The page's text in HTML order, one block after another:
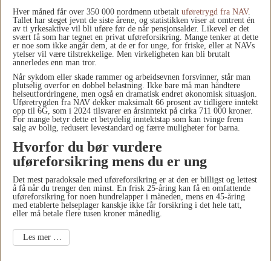
Hver måned får over 350 000 nordmenn utbetalt uføretrygd fra NAV.
Tallet har steget jevnt de siste årene, og statistikken viser at omtrent én
av ti yrkesaktive vil bli uføre før de når pensjonsalder. Likevel er det
svært få som har tegnet en privat uføreforsikring. Mange tenker at dette
er noe som ikke angår dem, at de er for unge, for friske, eller at NAVs
ytelser vil være tilstrekkelige. Men virkeligheten kan bli brutalt
annerledes enn man tror.
Når sykdom eller skade rammer og arbeidsevnen forsvinner, står man
plutselig overfor en dobbel belastning. Ikke bare må man håndtere
helseutfordringene, men også en dramatisk endret økonomisk situasjon.
Uføretrygden fra NAV dekker maksimalt 66 prosent av tidligere inntekt
opp til 6G, som i 2024 tilsvarer en årsinntekt på cirka 711 000 kroner.
For mange betyr dette et betydelig inntektstap som kan tvinge frem
salg av bolig, redusert levestandard og færre muligheter for barna.
Hvorfor du bør vurdere
uføreforsikring mens du er ung
Det mest paradoksale med uføreforsikring er at den er billigst og lettest
å få når du trenger den minst. En frisk 25-åring kan få en omfattende
uføreforsikring for noen hundrelapper i måneden, mens en 45-åring
med etablerte helseplager kanskje ikke får forsikring i det hele tatt,
eller må betale flere tusen kroner månedlig.
Les mer …